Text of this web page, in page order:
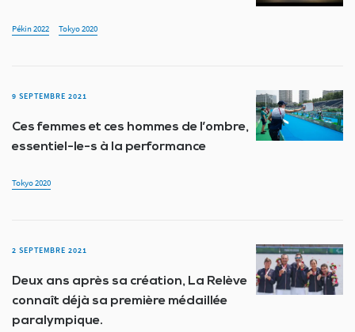
Pékin 2022 Tokyo 2020
9 SEPTEMBRE 2021
Ces femmes et ces hommes de l’ombre,
essentiel-le-s à la performance
Tokyo 2020
2 SEPTEMBRE 2021
Deux ans après sa création, La Relève
connaît déjà sa première médaillée
paralympique.